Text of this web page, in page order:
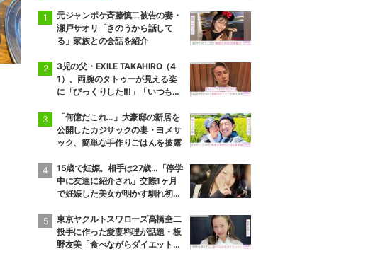
元ジャンポケ斉藤慎二被告の妻・
瀬戸サオリ「きのうから話して
る」家族との会話を紹介
3児の父・EXILE TAKAHIRO（4
1）、両腕のタトゥーが見える姿
に「びっくりした!!!」「いつもと
の反響
「何億だこれ…」大豪邸の新居を
公開したカジサックの妻・ヨメサ
ック、簡単な手作りごはんを披露
15歳で妊娠。相手は27歳…「停学
中に友達に紹介され」交際1ヶ月
で妊娠した美女が明かす馴れ初め
絶句
東京ヤクルトスワローズ高橋奎二
投手に作った愛妻料理が話題・板
野友美「食べながらダイエット」